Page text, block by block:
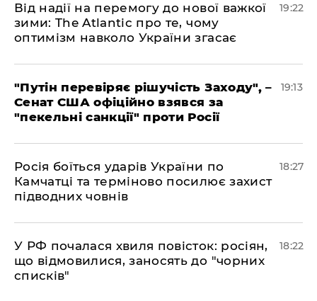
​Від надії на перемогу до нової важкої
зими: The Atlantic про те, чому
оптимізм навколо України згасає
19:22
​"Путін перевіряє рішучість Заходу", –
Сенат США офіційно взявся за
"пекельні санкції" проти Росії
19:13
​Росія боїться ударів України по
Камчатці та терміново посилює захист
підводних човнів
18:27
​У РФ почалася хвиля повісток: росіян,
що відмовилися, заносять до "чорних
списків"
18:22